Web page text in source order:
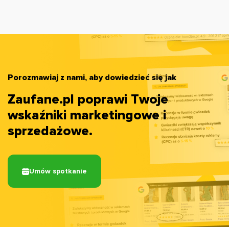
Porozmawiaj z nami, aby dowiedzieć się jak
Zaufane.pl poprawi Twoje
wskaźniki marketingowe i
sprzedażowe.
Umów spotkanie